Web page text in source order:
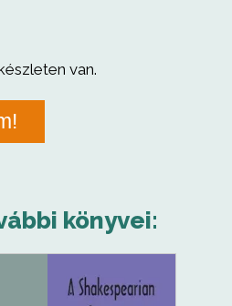
van.
könyvei: